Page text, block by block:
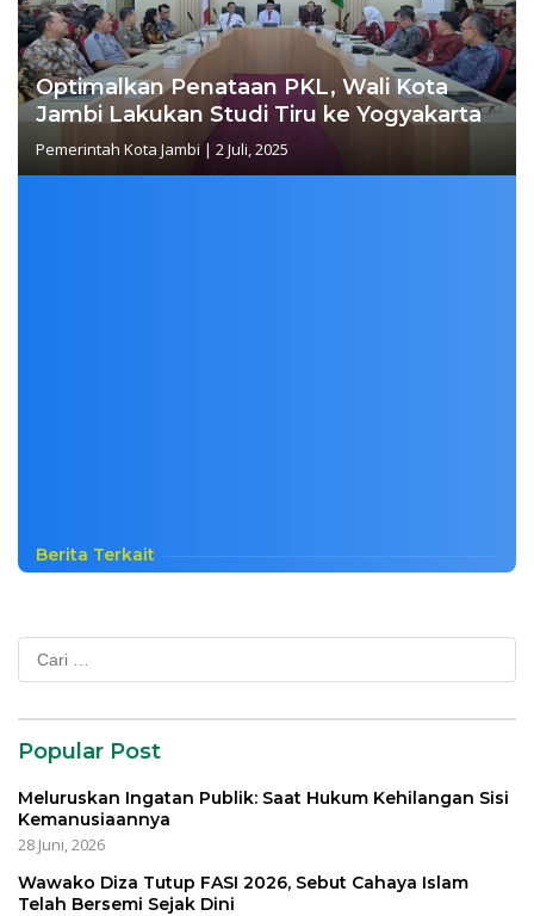
Optimalkan Penataan PKL, Wali Kota
Jambi Lakukan Studi Tiru ke Yogyakarta
Pemerintah Kota Jambi| 2 Juli, 2025
Berita Terkait
Popular Post
Meluruskan Ingatan Publik: Saat Hukum Kehilangan Sisi
Kemanusiaannya
28 Juni, 2026
Wawako Diza Tutup FASI 2026, Sebut Cahaya Islam
Telah Bersemi Sejak Dini